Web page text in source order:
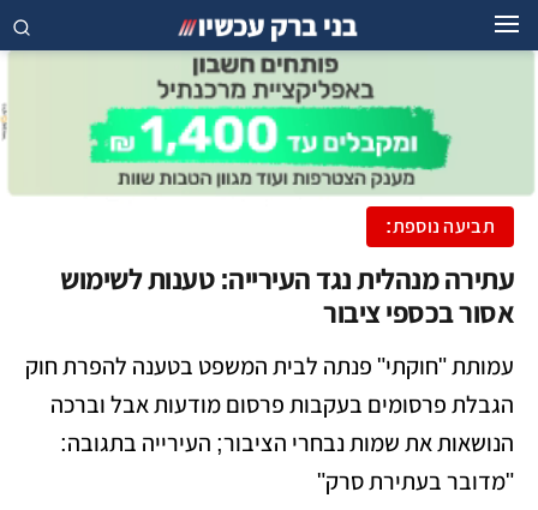
תביעה נוספת:
עתירה מנהלית נגד העירייה: טענות לשימוש
אסור בכספי ציבור
עמותת "חוקתי" פנתה לבית המשפט בטענה להפרת חוק
הגבלת פרסומים בעקבות פרסום מודעות אבל וברכה
הנושאות את שמות נבחרי הציבור; העירייה בתגובה:
"מדובר בעתירת סרק"